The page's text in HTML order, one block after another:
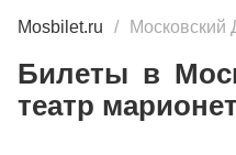
Mosbilet.ru Московский
Билеты в
театр